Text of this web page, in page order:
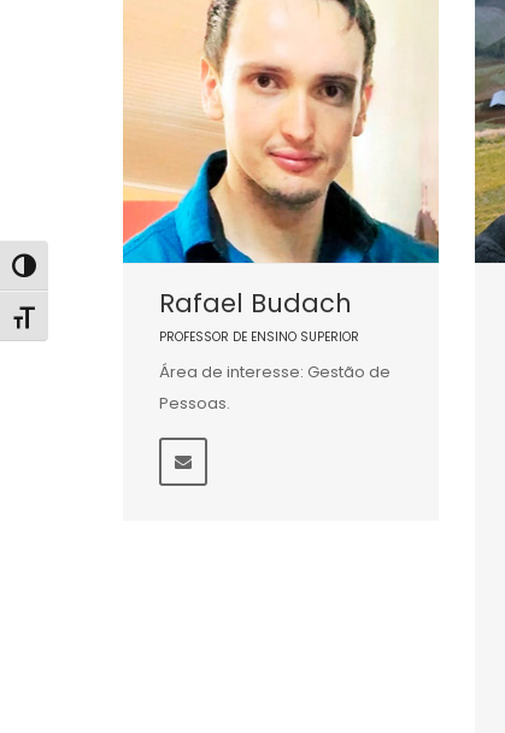
Alternar alto contraste
Alternar tamanho da fonte
Rafael Budach
PROFESSOR DE ENSINO SUPERIOR
Área de interesse: Gestão de
Pessoas.